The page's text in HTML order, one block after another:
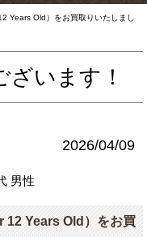
Years Old）をお買取りいたしまし
います！
2026/04/09
男性
12 Years Old）をお買